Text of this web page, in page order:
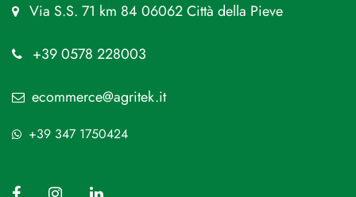
Via S.S. 71 km 84 06062 Città della Pieve
+39 0578 228003
ecommerce@agritek.it
+39 347 1750424